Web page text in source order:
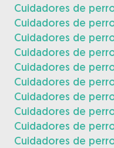
Cuidadores de
Cuidadores de
Cuidadores de
Cuidadores de
Cuidadores de
Cuidadores de
Cuidadores de
Cuidadores de
Cuidadores de
Cuidadores de